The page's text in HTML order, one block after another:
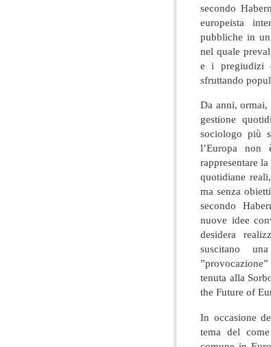
secondo
europeista
pubbliche in
nel quale
e i pregiudizi
sfruttando
Da anni, ormai,
gestione
sociologo più
l’Europa
rappresentare
quotidiane
ma senza
secondo
nuove idee
desidera
suscitano
tenuta alla
the Future of
In occasione
tema del